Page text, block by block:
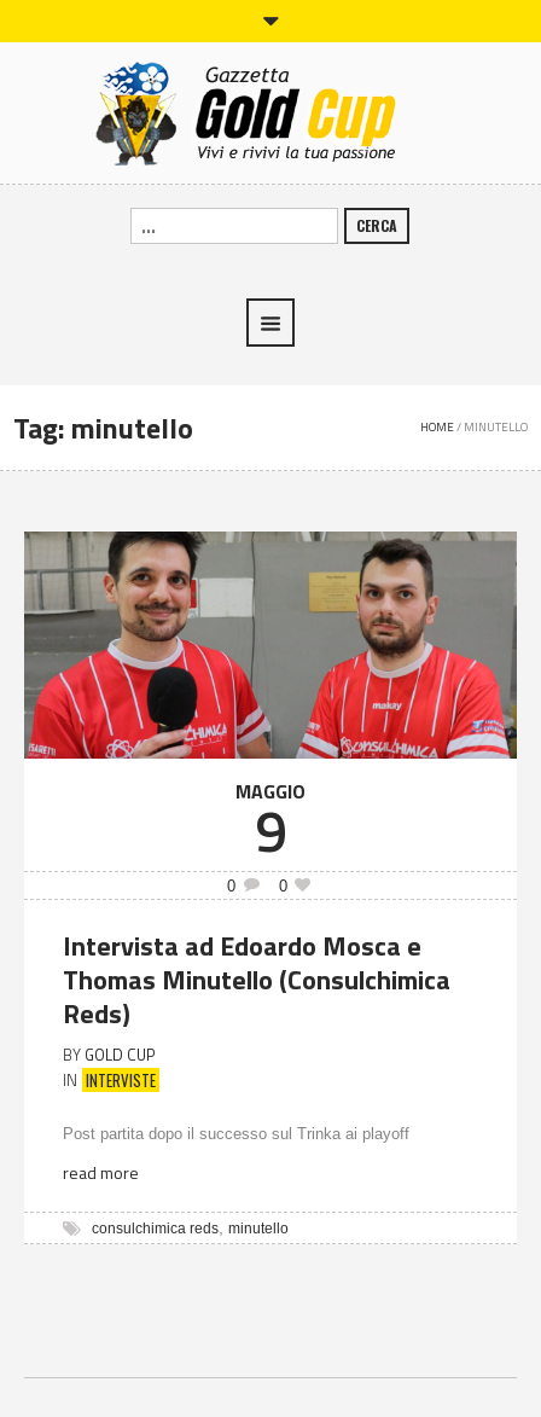
CERCA
Tag:minutello HOME/ MINUTELLO
MAGGIO
9
0 0
Intervista ad Edoardo Mosca e
Thomas Minutello (Consulchimica
Reds)
BY GOLD CUP
IN INTERVISTE
Post partita dopo il successo sul Trinka ai playoff
read more
consulchimica reds minutello